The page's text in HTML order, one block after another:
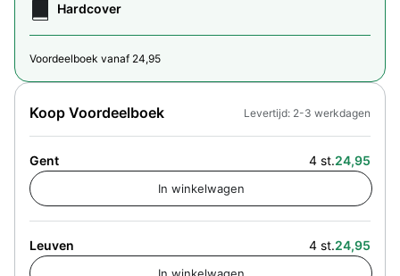
Hardcover
Voordeelboek vanaf 24,95
Koop Voordeelboek
Gent 4 st.24,95
Leuven 4 st.24,95
Levertijd: 2-3 werkdagen